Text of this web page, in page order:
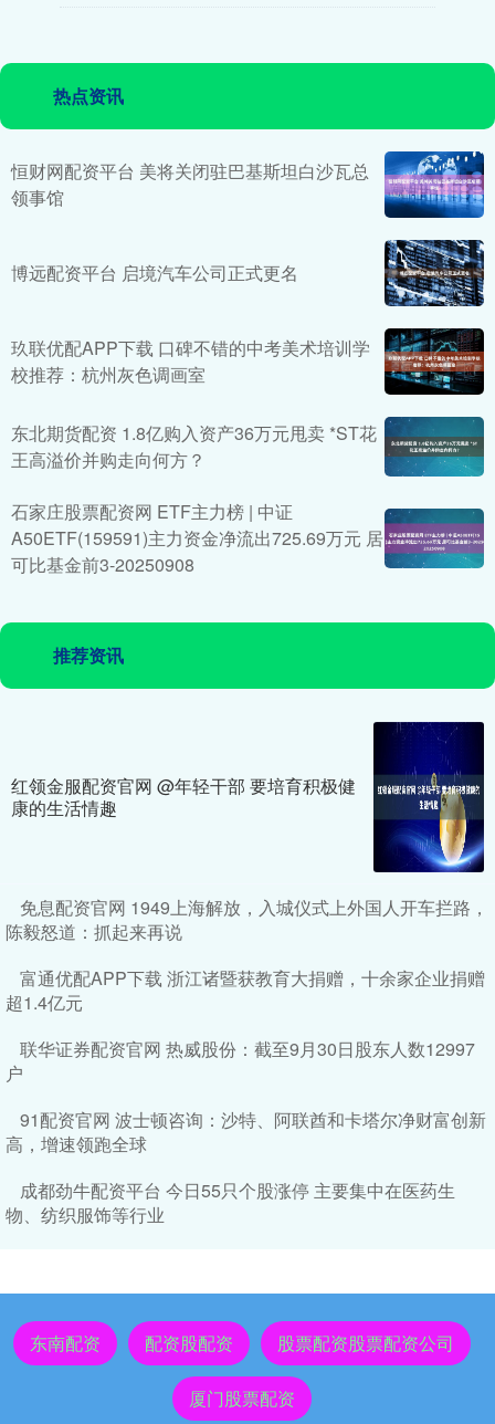
热点资讯
恒财网配资平台 美将关闭驻巴基斯坦白沙瓦总
领事馆
博远配资平台 启境汽车公司正式更名
玖联优配APP下载 口碑不错的中考美术培训学
校推荐：杭州灰色调画室
东北期货配资 1.8亿购入资产36万元甩卖 *ST花
王高溢价并购走向何方？
石家庄股票配资网 ETF主力榜 | 中证
A50ETF(159591)主力资金净流出725.69万元 居
可比基金前3-20250908
推荐资讯
红领金服配资官网 @年轻干部 要培育积极健
康的生活情趣
免息配资官网 1949上海解放，入城仪式上外国人开车拦路，
陈毅怒道：抓起来再说
富通优配APP下载 浙江诸暨获教育大捐赠，十余家企业捐赠
超1.4亿元
联华证券配资官网 热威股份：截至9月30日股东人数12997
户
91配资官网 波士顿咨询：沙特、阿联酋和卡塔尔净财富创新
高，增速领跑全球
成都劲牛配资平台 今日55只个股涨停 主要集中在医药生
物、纺织服饰等行业
东南配资 配资股配资 股票配资股票配资公司
厦门股票配资